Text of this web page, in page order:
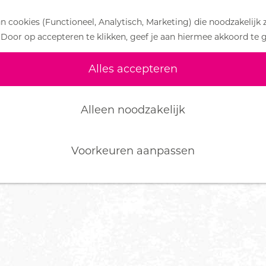
cookies (Functioneel, Analytisch, Marketing) die noodzakelijk
op accepteren te klikken, geef je aan hiermee akkoord te
Alles accepteren
Alleen noodzakelijk
Voorkeuren aanpassen